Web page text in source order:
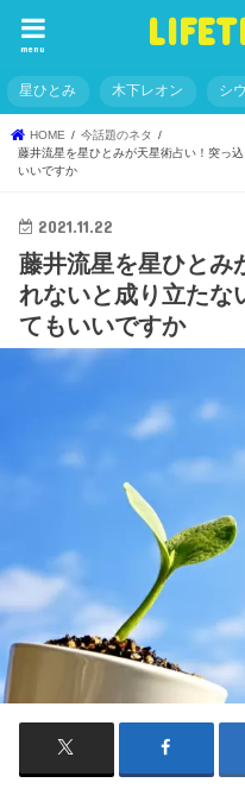
menu
星ひとみ 木下レオン シ
HOME
今話題のネタ
藤井流星を星ひとみが天星術占い！突っ
いいですか
2021.11.22
藤井流星を星ひとみ
れないと成り立たな
てもいいですか